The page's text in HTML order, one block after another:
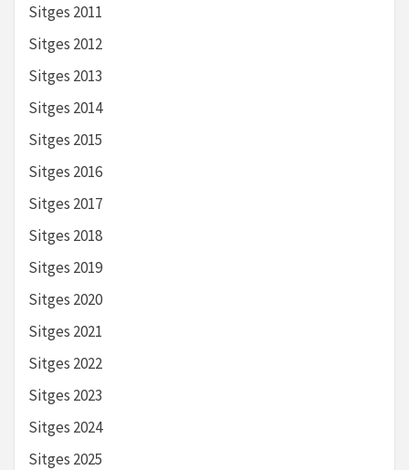
Sitges 2011
Sitges 2012
Sitges 2013
Sitges 2014
Sitges 2015
Sitges 2016
Sitges 2017
Sitges 2018
Sitges 2019
Sitges 2020
Sitges 2021
Sitges 2022
Sitges 2023
Sitges 2024
Sitges 2025